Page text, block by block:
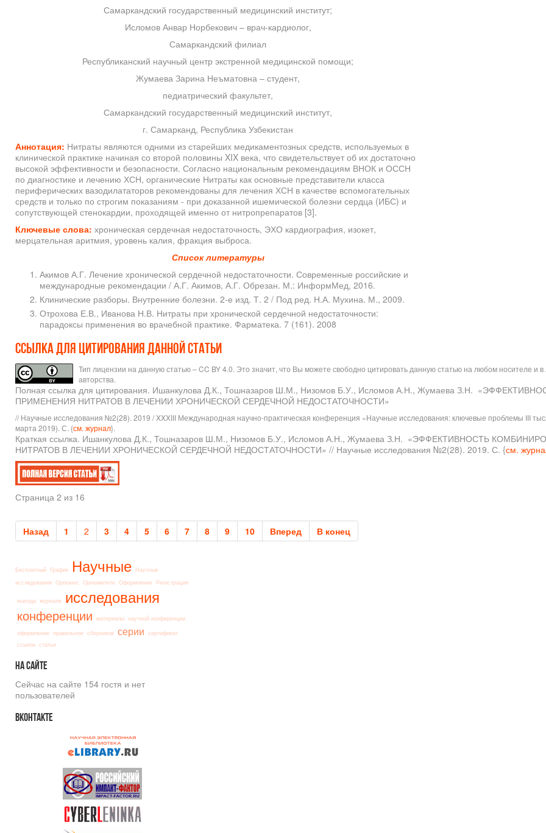
Самаркандский государственный медицинский институт;
Исломов Анвар Норбекович – врач-кардиолог,
Самаркандский филиал
Республиканский научный центр экстренной медицинской помощи;
Жумаева Зарина Неъматовна – студент,
педиатрический факультет,
Самаркандский государственный медицинский институт,
г. Самарканд, Республика Узбекистан
Аннотация: Нитраты являются одними из старейших медикаментозных средств, используемых в
клинической практике начиная со второй половины XIX века, что свидетельствует об их достаточно
высокой эффективности и безопасности. Согласно национальным рекомендациям ВНОК и ОССН
по диагностике и лечению ХСН, органические Нитраты как основные представители класса
периферических вазодилататоров рекомендованы для лечения ХСН в качестве вспомогательных
средств и только по строгим показаниям - при доказанной ишемической болезни сердца (ИБС) и
сопутствующей стенокардии, проходящей именно от нитропрепаратов [3].
Ключевые слова: хроническая сердечная недостаточность, ЭХО кардиография, изокет,
мерцательная аритмия, уровень калия, фракция выброса.
Список литературы
Акимов А.Г. Лечение хронической сердечной недостаточности. Современные российские и
международные рекомендации / А.Г. Акимов, А.Г. Обрезан. М.: ИнформМед, 2016.
Клинические разборы. Внутренние болезни. 2-е изд. Т. 2 / Под ред. Н.А. Мухина. М., 2009.
Отрохова Е.В., Иванова Н.В. Нитраты при хронической сердечной недостаточности:
парадоксы применения во врачебной практике. Фарматека. 7 (161). 2008
Ссылка для цитирования данной статьи
Тип лицензии на данную статью – CC BY 4.0. Это значит, что Вы можете свободно цитировать данную статью на любом носителе и
авторства.
Полная ссылка для цитирования. Ишанкулова Д.К., Тошназаров Ш.М., Низомов Б.У., Исломов А.Н., Жумаева З.Н.
ПРИМЕНЕНИЯ НИТРАТОВ В ЛЕЧЕНИИ ХРОНИЧЕСКОЙ СЕРДЕЧНОЙ НЕДОСТАТОЧНОСТИ»
// Научные исследования №2(28). 2019 / XXXIII Международная научно-практическая конференция «Научные исследования: ключевые проблемы III
марта 2019). С. {см. журнал}.
Краткая ссылка. Ишанкулова Д.К., Тошназаров Ш.М., Низомов Б.У., Исломов А.Н., Жумаева З.Н. «ЭФФЕКТИВНОСТЬ
НИТРАТОВ В ЛЕЧЕНИИ ХРОНИЧЕСКОЙ СЕРДЕЧНОЙ НЕДОСТАТОЧНОСТИ» // Научные исследования №2(28). 2019. С. {см.
Страница 2 из 16
Назад 1 2 3 4 5 6 7 8 9 10 Вперед В конец
Бесплатный График Научные Научные
исследования Оргвзнос Оргкомитете Оформление Регистрация
выхода журнале исследования
конференции материалы научной конференции
оформление правильное сборников серии сертификат
ссылок статьи
Насайте
Сейчас на сайте 154 гостя и нет
пользователей
Вконтакте